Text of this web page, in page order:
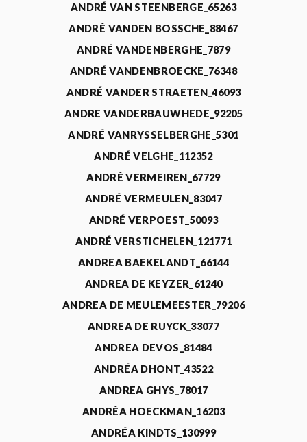
ANDRÉ VAN STEENBERGE_65263
ANDRÉ VANDEN BOSSCHE_88467
ANDRÉ VANDENBERGHE_7879
ANDRÉ VANDENBROECKE_76348
ANDRÉ VANDER STRAETEN_46093
ANDRE VANDERBAUWHEDE_92205
ANDRÉ VANRYSSELBERGHE_5301
ANDRÉ VELGHE_112352
ANDRÉ VERMEIREN_67729
ANDRÉ VERMEULEN_83047
ANDRÉ VERPOEST_50093
ANDRÉ VERSTICHELEN_121771
ANDREA BAEKELANDT_66144
ANDREA DE KEYZER_61240
ANDREA DE MEULEMEESTER_79206
ANDREA DE RUYCK_33077
ANDREA DEVOS_81484
ANDRÉA DHONT_43522
ANDREA GHYS_78017
ANDRÉA HOECKMAN_16203
ANDRÉA KINDTS_130999